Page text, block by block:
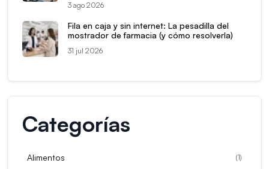
3 ago 2026
Fila en caja y sin internet: La pesadilla del
mostrador de farmacia (y cómo resolverla)
31 jul 2026
Categorías
Alimentos (1)